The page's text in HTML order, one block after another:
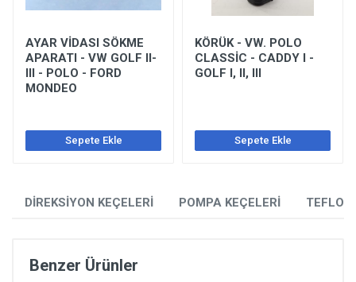
DİREKSİYON KEÇELERİ POMPA KEÇELERİ
Benzer Ürünler
AYAR VİDASI SÖKME
APARATI - VW GOLF II-
III - POLO - FORD
MONDEO
Sepete Ekle
KÖRÜK - VW. POLO
CLASSİC - CADDY I -
GOLF I, II, III
Sepete Ekle